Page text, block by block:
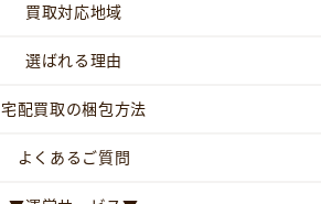
買取対応地域
選ばれる理由
宅配買取の梱包方法
よくあるご質問